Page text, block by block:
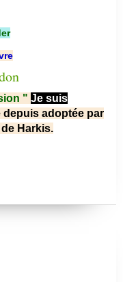
" Je suis
depuis adoptée par
Harkis.